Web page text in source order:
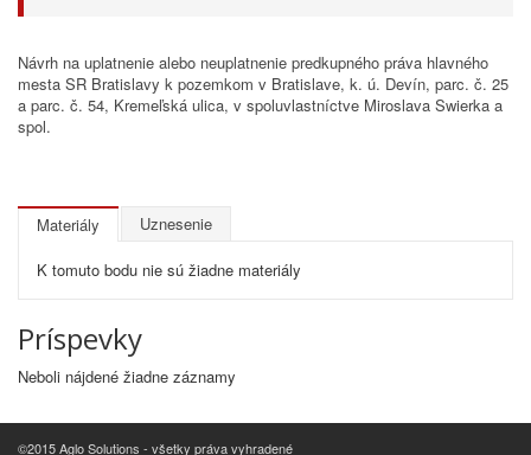
Návrh na uplatnenie alebo neuplatnenie predkupného práva hlavného
mesta SR Bratislavy k pozemkom v Bratislave, k. ú. Devín, parc. č. 25
a parc. č. 54, Kremeľská ulica, v spoluvlastníctve Miroslava Swierka a
spol.
Materiály Uznesenie
K tomuto bodu nie sú žiadne materiály
Príspevky
Neboli nájdené žiadne záznamy
©2015 Aglo Solutions - všetky práva vyhradené